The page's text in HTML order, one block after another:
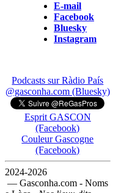
E-mail
Facebook
Bluesky
Instagram
Podcasts sur Ràdio País
@gasconha.com (Bluesky)
Esprit GASCON
(Facebook)
Couleur Gascogne
(Facebook)
2024-2026
— Gasconha.com - Noms